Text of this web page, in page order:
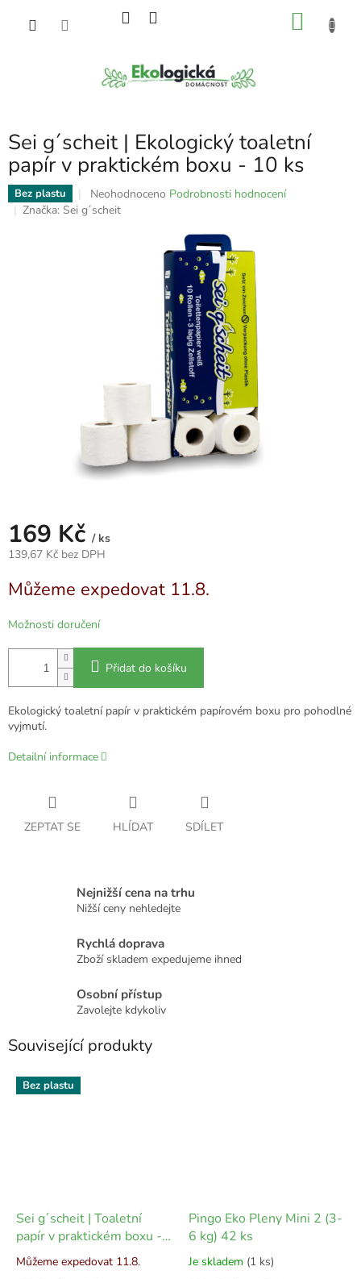
Sei g´scheit | Ekologický toaletní
papír v praktickém boxu - 10 ks
Bez plastu
Průměrné
hodnocení
Neohodnoceno Podrobnosti hodnocení
Značka: Sei g´scheit
169 Kč / ks
139,67 Kč bez DPH
cena:
Můžeme expedovat 11.8.
Možnosti doručení
Přidat do košíku
Ekologický toaletní papír v praktickém papírovém boxu pro pohodlné
vyjmutí.
Detailní informace
ZEPTAT SE HLÍDAT SDÍLET
Nejnižší cena na trhu
Nižší ceny nehledejte
Rychlá doprava
Zboží skladem expedujeme ihned
Osobní přístup
Zavolejte kdykoliv
Související produkty
Bez plastu
Sei g´scheit | Toaletní
papír v praktickém boxu -
40 ks
Můžeme expedovat 11.8.
Pingo Eko Pleny Mini 2 (3-
6 kg) 42 ks
Je skladem (1 ks)